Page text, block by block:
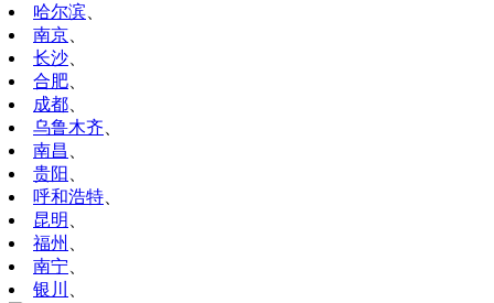
哈尔滨
南京
长沙
合肥
成都
乌鲁木齐
南昌
贵阳
呼和浩特
昆明
福州
南宁
银川